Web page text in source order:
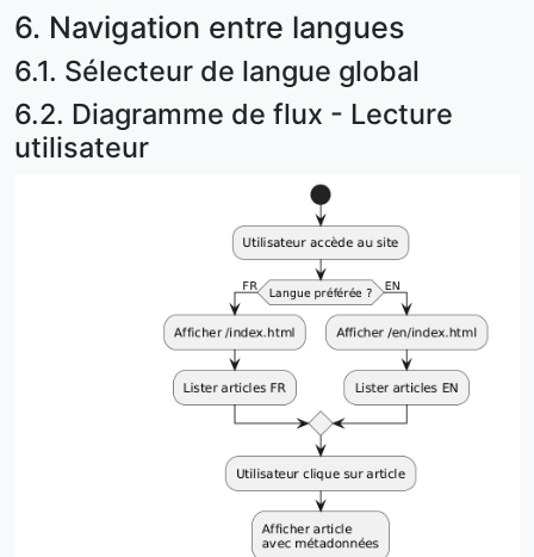
6. Navigation entre langues
6.1. Sélecteur de langue global
6.2. Diagramme de flux - Lecture
utilisateur